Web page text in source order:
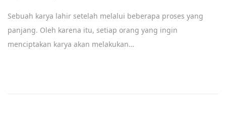
Sebuah karya lahir setelah melalui beberapa proses yang
panjang. Oleh karena itu, setiap orang yang ingin
menciptakan karya akan melakukan…